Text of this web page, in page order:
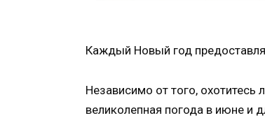
Каждый Новый год
Независимо от того,
великолепная погода в июне и